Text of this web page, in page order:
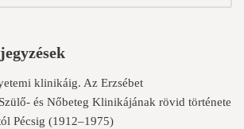
klinikáig. Az Erzsébet
és Nőbeteg Klinikájának rövid története
Pécsig (1912–1975)